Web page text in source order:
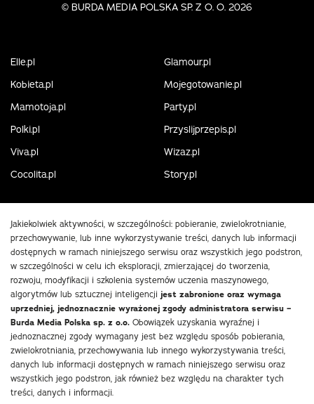
© BURDA MEDIA POLSKA SP. Z O. O. 2026
Elle.pl
Glamour.pl
Kobieta.pl
Mojegotowanie.pl
Mamotoja.pl
Party.pl
Polki.pl
Przyslijprzepis.pl
Viva.pl
Wizaz.pl
Cocolita.pl
Story.pl
Jakiekolwiek aktywności, w szczególności: pobieranie, zwielokrotnianie,
przechowywanie, lub inne wykorzystywanie treści, danych lub informacji
dostępnych w ramach niniejszego serwisu oraz wszystkich jego podstron,
w szczególności w celu ich eksploracji, zmierzającej do tworzenia,
rozwoju, modyfikacji i szkolenia systemów uczenia maszynowego,
algorytmów lub sztucznej inteligencji jest zabronione oraz wymaga
uprzedniej, jednoznacznie wyrażonej zgody administratora serwisu –
Burda Media Polska sp. z o.o. Obowiązek uzyskania wyraźnej i
jednoznacznej zgody wymagany jest bez względu sposób pobierania,
zwielokrotniania, przechowywania lub innego wykorzystywania treści,
danych lub informacji dostępnych w ramach niniejszego serwisu oraz
wszystkich jego podstron, jak również bez względu na charakter tych
treści, danych i informacji.